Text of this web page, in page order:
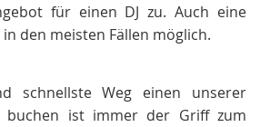
für einen DJ zu. Auch eine
in den meisten Fällen möglich.
schnellste Weg einen unserer
buchen ist immer der Griff zum